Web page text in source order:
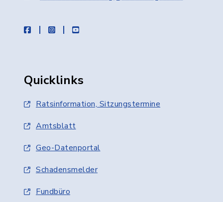
facebookinstagramyoutube
Quicklinks
Ratsinformation, Sitzungstermine
Amtsblatt
Geo-Datenportal
Schadensmelder
Fundbüro